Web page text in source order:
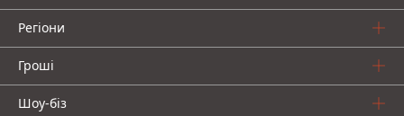
Регіони
Гроші
Шоу-біз